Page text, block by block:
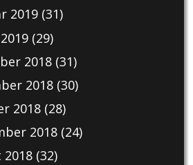
2019(31)
(29)
2018(31)
2018(30)
2018(28)
2018(24)
(32)